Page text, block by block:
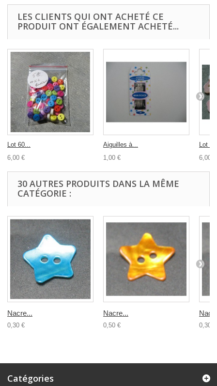
LES CLIENTS QUI ONT ACHETÉ CE
PRODUIT ONT ÉGALEMENT ACHETÉ...
Lot 60...
6,00 €
Aiguilles à...
1,00 €
Lot
6,00 €
30 AUTRES PRODUITS DANS LA MÊME
CATÉGORIE :
Nacre...
0,30 €
Nacre...
0,50 € 0,30 €
Catégories